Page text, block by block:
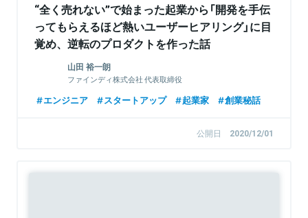
“全く売れない”で始まった起業から「開発を手伝
ってもらえるほど熱いユーザーヒアリング」に目
覚め、逆転のプロダクトを作った話
山田 裕一朗
ファインディ株式会社 代表取締役
エンジニア スタートアップ 起業家 創業秘話
公開日 2020/12/01